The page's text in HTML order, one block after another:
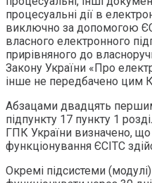
процесуальні дії в
виключно за допомогою
власного електронного
прирівняного до
Закону України «Про
інше не передбачено цим
Абзацами двадцять
підпункту 17 пункту 1
ГПК України визначено,
функціонування ЄСІТС
Окремі підсистеми